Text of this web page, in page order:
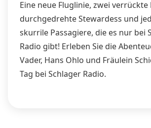
Eine neue Fluglinie, zwei verrückte
durchgedrehte Stewardess und
skurrile Passagiere, die es nur bei
Radio gibt! Erleben Sie die
Vader, Hans Ohlo und Fräulein
Tag bei Schlager Radio.